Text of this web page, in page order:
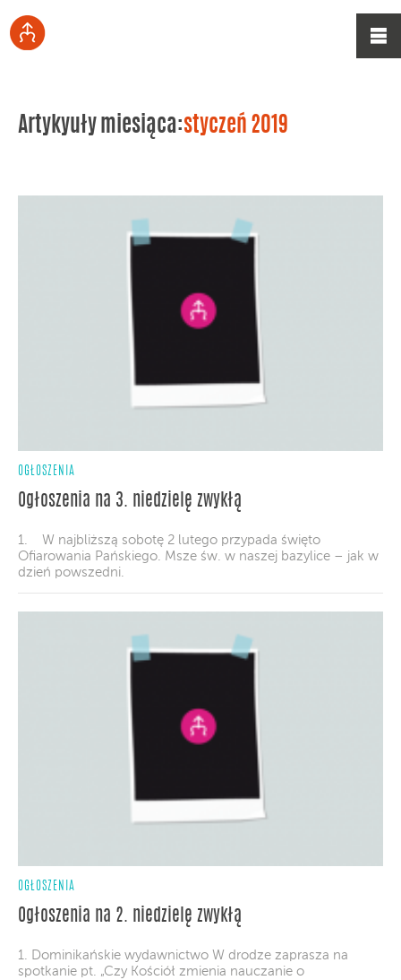
Artykyuły miesiąca:styczeń 2019
OGŁOSZENIA
Ogłoszenia na 3. niedzielę zwykłą
1. W najbliższą sobotę 2 lutego przypada święto
Ofiarowania Pańskiego. Msze św. w naszej bazylice – jak w
dzień powszedni.
OGŁOSZENIA
Ogłoszenia na 2. niedzielę zwykłą
1. Dominikańskie wydawnictwo W drodze zaprasza na
spotkanie pt. „Czy Kościół zmienia nauczanie o